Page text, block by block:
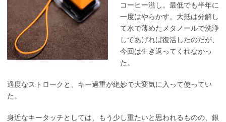
コーヒー溢し。最低でも半年に
一度はやらかす。大抵は分解し
て水で薄めたメタノールで洗浄
してあげれば復活したのだが、
今回は生き返ってくれなかっ
た。
適度なストロークと、キー過重が絶妙で大変気に入って使ってい
た。
身近なキータッチとしては、もう少し重たいと思われるものの、銀